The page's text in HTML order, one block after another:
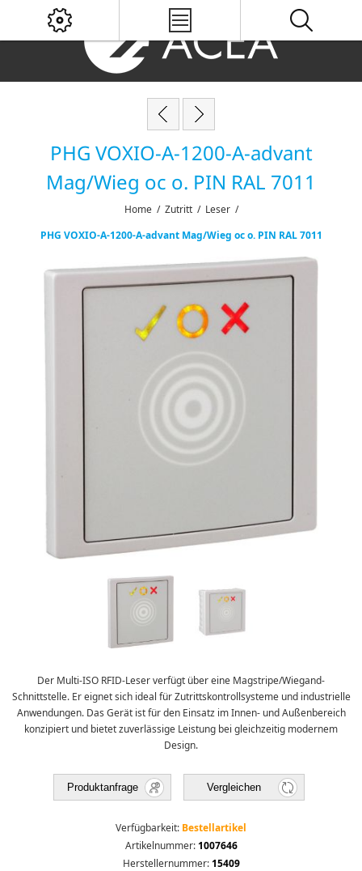
PHG VOXIO-A-1200-A-advant
Mag/Wieg oc o. PIN RAL 7011
Home / Zutritt / Leser /
PHG VOXIO-A-1200-A-advant Mag/Wieg oc o. PIN RAL 7011
Der Multi-ISO RFID-Leser verfügt über eine Magstripe/Wiegand-
Schnittstelle. Er eignet sich ideal für Zutrittskontrollsysteme und industrielle
Anwendungen. Das Gerät ist für den Einsatz im Innen- und Außenbereich
konzipiert und bietet zuverlässige Leistung bei gleichzeitig modernem
Design.
Produktanfrage Vergleichen
Verfügbarkeit: Bestellartikel
Artikelnummer: 1007646
Herstellernummer: 15409